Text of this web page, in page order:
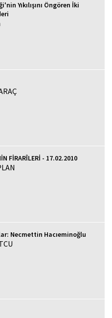
Yıkılışını Öngören İki
FİRARÎLERİ - 17.02.2010
Necmettin Hacıeminoğlu